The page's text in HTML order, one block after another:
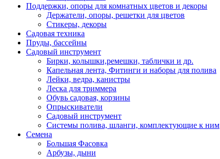
Поддержки, опоры для комнатных цветов и декоры
Держатели, опоры, решетки для цветов
Стикеры, декоры
Садовая техника
Пруды, бассейны
Садовый инструмент
Бирки, колышки,ремешки, таблички и др.
Капельная лента, Фитинги и наборы для полива
Лейки, ведра, канистры
Леска для триммера
Обувь садовая, корзины
Опрыскиватели
Садовый инструмент
Системы полива, шланги, комплектующие к ним
Семена
Большая Фасовка
Арбузы, дыни